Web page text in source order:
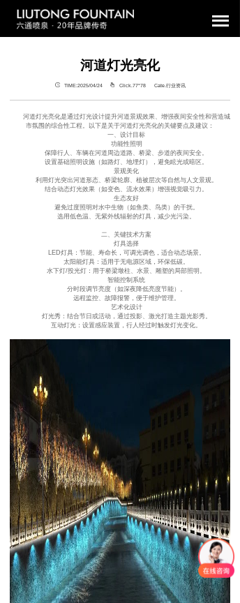
河道灯光亮化
TIME:2025/04/24 Click.77°78 Cate.行业资讯
河道灯光亮化是通过灯光设计提升河道景观效果、增强夜间安全性和营造城
市氛围的综合性工程。以下是关于河道灯光亮化的关键要点及建议：
一、设计目标
功能性照明
保障行人、车辆在河道周边道路、桥梁、步道的夜间安全。
设置基础照明设施（如路灯、地埋灯），避免眩光或暗区。
景观美化
利用灯光突出河道形态、桥梁轮廓、植被层次等自然与人文景观。
结合动态灯光效果（如变色、流水效果）增强视觉吸引力。
生态友好
避免过度照明对水中生物（如鱼类、鸟类）的干扰。
选用低色温、无紫外线辐射的灯具，减少光污染。
二、关键技术方案
灯具选择
LED灯具：节能、寿命长，可调光调色，适合动态场景。
太阳能灯具：适用于无电源区域，环保低碳。
水下灯/投光灯：用于桥梁墩柱、水景、雕塑的局部照明。
智能控制系统
分时段调节亮度（如深夜降低亮度节能）。
远程监控、故障报警，便于维护管理。
艺术化设计
灯光秀：结合节日或活动，通过投影、激光打造主题光影秀。
互动灯光：设置感应装置，行人经过时触发灯光变化。